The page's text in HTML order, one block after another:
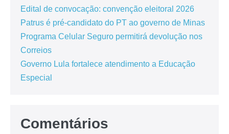
Edital de convocação: convenção eleitoral 2026
Patrus é pré-candidato do PT ao governo de Minas
Programa Celular Seguro permitirá devolução nos
Correios
Governo Lula fortalece atendimento a Educação
Especial
Comentários